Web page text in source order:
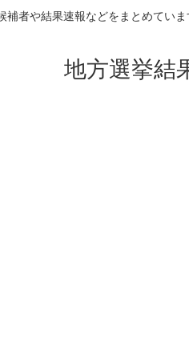
補者や結果速報などをまとめてい
地方選挙結